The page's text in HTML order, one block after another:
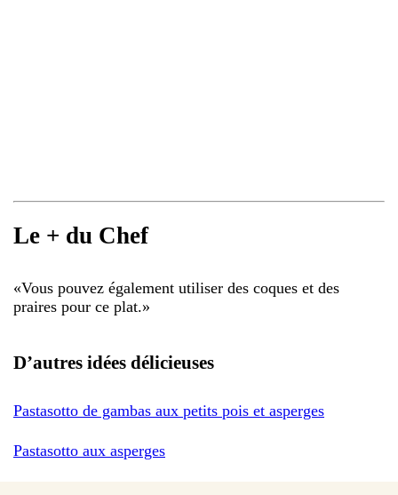
Le + du Chef
«Vous pouvez également utiliser des coques et des
praires pour ce plat.»
D’autres idées délicieuses
Pastasotto de gambas aux petits pois et asperges
Pastasotto aux asperges